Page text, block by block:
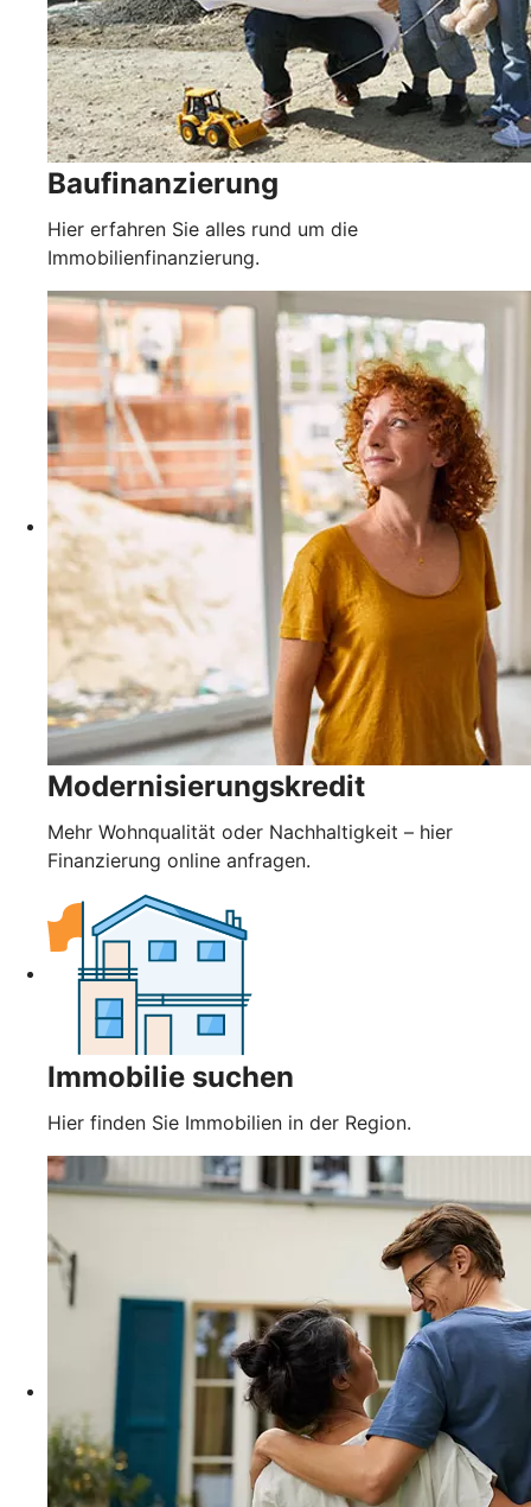
Baufinanzierung
Hier erfahren Sie alles rund um die
Immobilienfinanzierung.
Modernisierungskredit
Mehr Wohnqualität oder Nachhaltigkeit – hier
Finanzierung online anfragen.
Immobilie suchen
Hier finden Sie Immobilien in der Region.